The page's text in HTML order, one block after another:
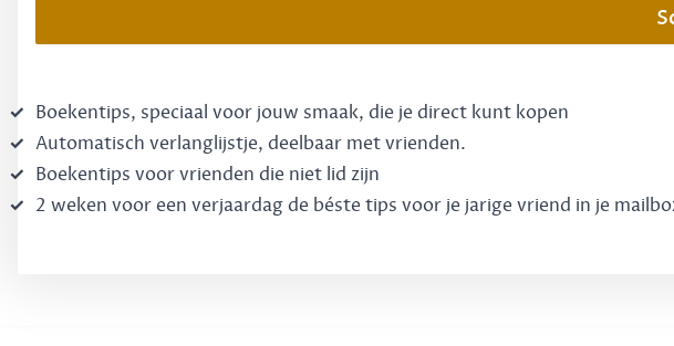
Boekentips, speciaal voor jouw smaak, die je direct kunt kopen
Automatisch verlanglijstje, deelbaar met vrienden.
Boekentips voor vrienden die niet lid zijn
2 weken voor een verjaardag de béste tips voor je jarige vriend in je